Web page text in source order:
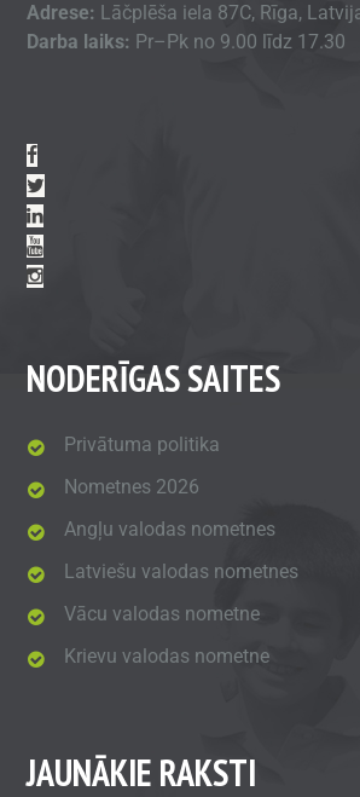
Adrese: Lāčplēša iela 87C, Rīga,
Darba laiks: Pr–Pk no 9.00 līdz 17.30
NODERĪGAS SAITES
Privātuma politika
Nometnes 2026
Angļu valodas nometnes
Latviešu valodas nometnes
Vācu valodas nometne
Krievu valodas nometne
JAUNĀKIE RAKSTI